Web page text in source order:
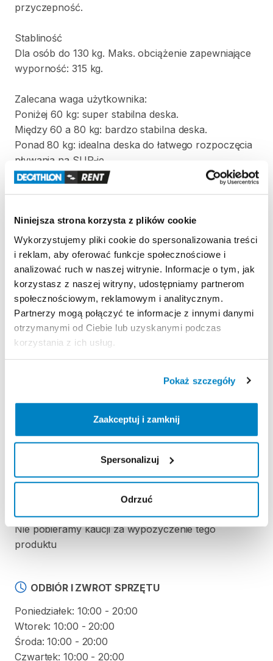
Niniejsza strona korzysta z plików cookie
Wykorzystujemy pliki cookie do spersonalizowania treści
i reklam, aby oferować funkcje społecznościowe i
analizować ruch w naszej witrynie. Informacje o tym, jak
korzystasz z naszej witryny, udostępniamy partnerom
społecznościowym, reklamowym i analitycznym.
Partnerzy mogą połączyć te informacje z innymi danymi
otrzymanymi od Ciebie lub uzyskanymi podczas
korzystania z ich usług.
Pokaż szczegóły
Zaakceptuj i zamknij
Spersonalizuj
Odrzuć
przyczepność.
Stabliność
Dla osób do 130 kg. Maks. obciążenie zapewniające
wyporność: 315 kg.
Zalecana waga użytkownika:
Poniżej 60 kg: super stabilna deska.
Między 60 a 80 kg: bardzo stabilna deska.
Ponad 80 kg: idealna deska do łatwego rozpoczęcia
pływania na SUP-ie.
Zestaw zawiera:
Deskę SUP
Pagaj
Pompkę
Leash
Statecznik
Zestaw naprawczy
Strona produktu w sklepie
Zasady wypożyczenia
REGULAMIN
Regulamin wypożyczalni
Nie pobieramy kaucji za wypożyczenie tego
produktu
ODBIÓR I ZWROT SPRZĘTU
Poniedziałek: 10:00 - 20:00
Wtorek: 10:00 - 20:00
Środa: 10:00 - 20:00
Czwartek: 10:00 - 20:00